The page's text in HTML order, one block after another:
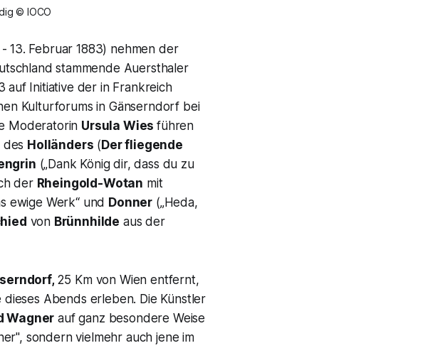
© IOCO
- 13. Februar 1883) nehmen der
stammende Auersthaler
auf Initiative der in Frankreich
Kulturforums in Gänserndorf bei
Moderatorin Ursula Wiesführen
Holländers (Der fliegende
(„Dank König dir, dass du zu
der Rheingold-Wotan mit
ewige Werk“und Donner („Heda,
von Brünnhilde aus der
25 Km von Wien entfernt,
Abends erleben. Die Künstler
Wagner auf ganz besondere Weise
sondern vielmehr auch jene im